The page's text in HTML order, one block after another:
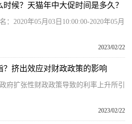
候？天猫年中大促时间是多久？
2020年05月03日10:00:00-2020年05月
2023/02/22
？挤出效应对财政政策的影响
府扩张性财政政策导致的利率上升所引
2023/02/22